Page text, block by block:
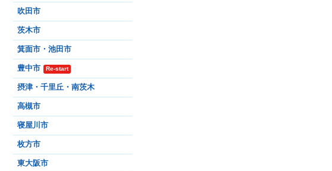
吹田市
茨木市
箕面市・池田市
豊中市 Re-start
摂津・千里丘・南茨木
高槻市
寝屋川市
枚方市
東大阪市